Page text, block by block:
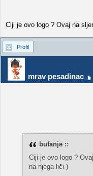
Ciji je ovo logo ? Ovaj na
Profil
mrav pesadinac
bufanje ::
Ciji je ovo logo ?
na njega liči )